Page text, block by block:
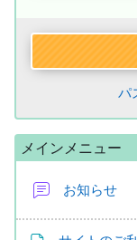
パ
メインメニュー を
メインメニュー
お知らせ